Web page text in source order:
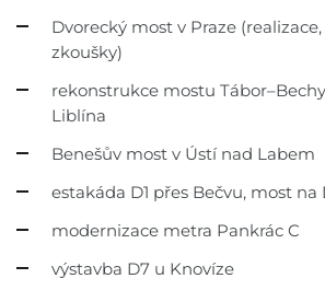
Dvorecký most v Praze
zkoušky)
rekonstrukce mostu
Liblína
Benešův most v Ústí nad Labem
estakáda D1 přes Bečvu, most na
modernizace metra Pankrác C
výstavba D7 u Knovíze